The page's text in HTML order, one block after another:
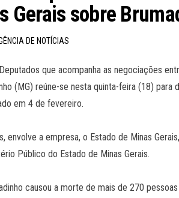
Gerais sobre
DE NOTÍCIAS
que acompanha as negociações
(MG) reúne-se nesta quinta-feira (18)
em 4 de fevereiro.
envolve a empresa, o Estado de Minas
Público do Estado de Minas Gerais.
causou a morte de mais de 270 pessoas